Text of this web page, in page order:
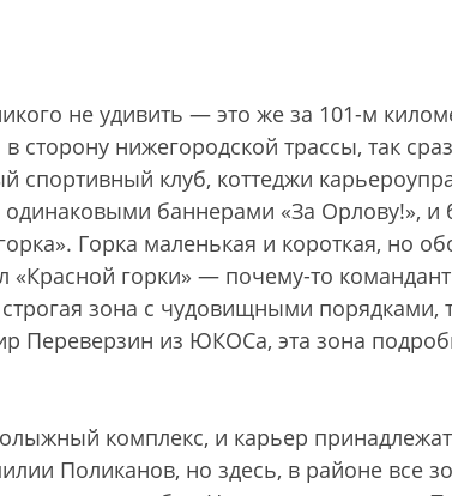
не удивить — это же за 101-м
сторону нижегородской трассы, так
спортивный клуб, коттеджи
баннерами «За Орлову!», и
Горка маленькая и короткая, но
горки» — почему-то
зона с чудовищными порядками,
Переверзин из ЮКОСа, эта зона
комплекс, и карьер
Поликанов, но здесь, в районе все